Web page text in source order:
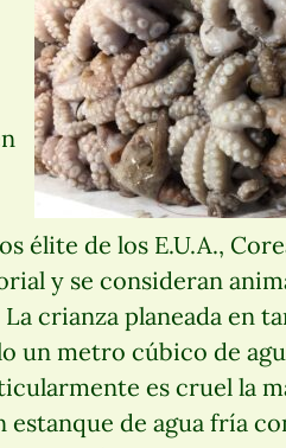
élite de los E.U.A.,
y se consideran
crianza planeada en
un metro cúbico de
es cruel la
estanque de agua fría